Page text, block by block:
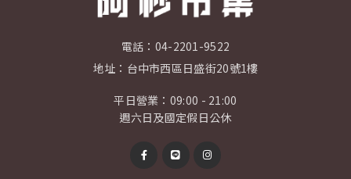
電話： 04-2201-9522
地址： 台中市西區日盛街20號1樓
平日營業：09:00 - 21:00
週六日及國定假日公休